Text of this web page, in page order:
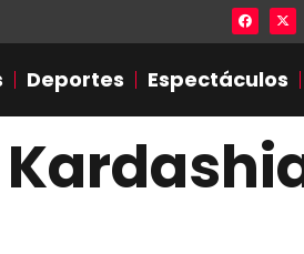
Lista
Deportes Espectáculos